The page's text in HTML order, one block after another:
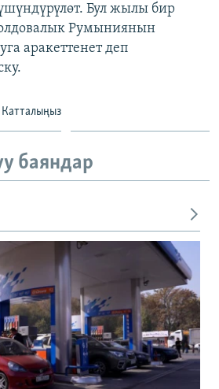
Бул жылы бир
Румыниянын
аракеттенет деп
Катталыңыз
баяндар